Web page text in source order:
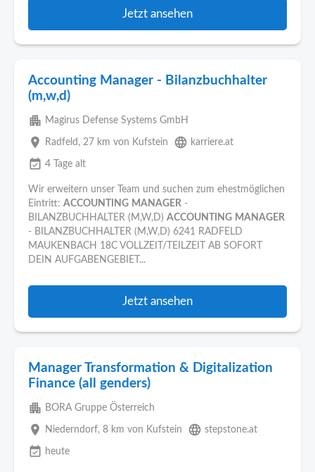
Jetzt ansehen
Accounting Manager - Bilanzbuchhalter
(m,w,d)
apartment Magirus Defense Systems GmbH
place Radfeld , 27 km von Kufstein language karriere.at
event_available 4 Tage alt
Wir erweitern unser Team und suchen zum ehestmöglichen
Eintritt: ACCOUNTING MANAGER -
BILANZBUCHHALTER (M,W,D) ACCOUNTING MANAGER
- BILANZBUCHHALTER (M,W,D) 6241 RADFELD
MAUKENBACH 18C VOLLZEIT/TEILZEIT AB SOFORT
DEIN AUFGABENGEBIET...
Jetzt ansehen
Manager Transformation & Digitalization
Finance (all genders)
apartment BORA Gruppe Österreich
place Niederndorf, 8 km von Kufstein language stepstone.at
event_available heute